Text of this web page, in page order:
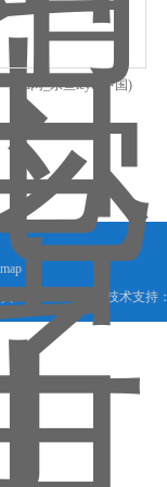
leyu网_乐鱼leyu(中国)
：020-82087405 技术支持：